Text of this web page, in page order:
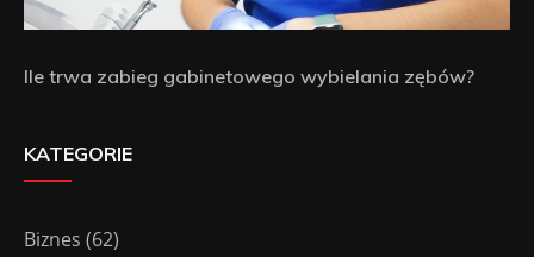
Ile trwa zabieg gabinetowego wybielania zębów?
KATEGORIE
Biznes (62)